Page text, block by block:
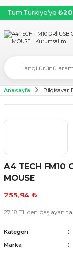
Tüm Türkiye’ye
Anasayfa Bilgisayar
A4 TECH FM10
MOUSE
255,94 ₺
27,18 TL den başlayan
Kategori
Marka